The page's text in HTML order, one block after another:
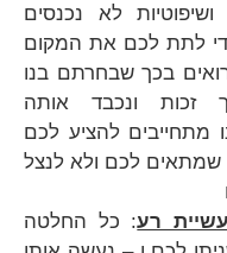
לא נכנסים
לתת לכם את המקום
בכך שבחרתם בנו
ונכבד אותה
מתחייבים להציע לכם
שמתאים לכם ולא לנצל
רע: כל החלטה